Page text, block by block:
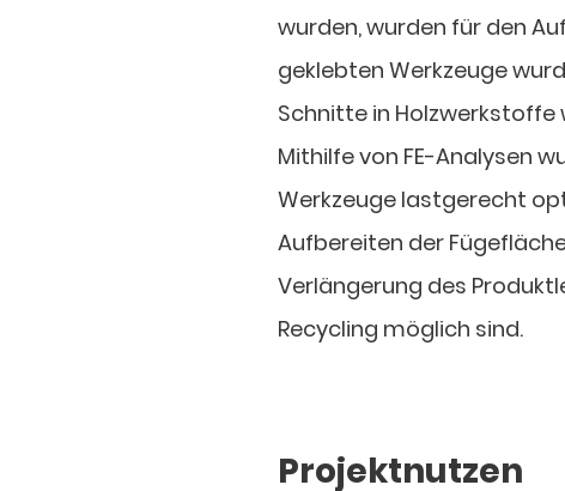
wurden, wurden für den
geklebten Werkzeuge
Schnitte in
Mithilfe von FE-Analysen
Werkzeuge lastgerecht
Aufbereiten der
Verlängerung des
Recycling möglich sind.
Projektnutzen